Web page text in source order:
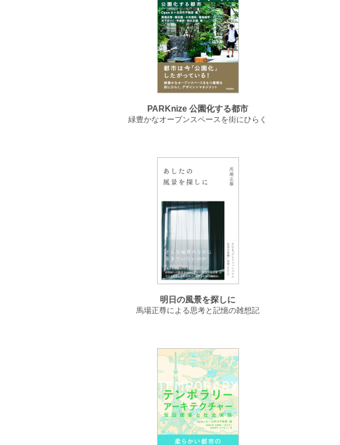
PARKnize 公園化する都市
緑豊かなオープンスペースを街にひらく
明日の風景を探しに
馬場正尊による思考と記憶の雑想記